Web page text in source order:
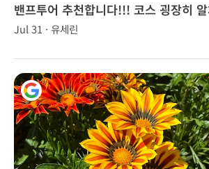
밴프투어 추천합니다!!! 코스 굉장히
Jul 31 · 유세린